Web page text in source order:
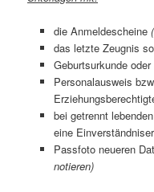
die Anmeldescheine
das letzte Zeugnis
Geburtsurkunde
Personalausweis
bei getrennt
eine
Passfoto neueren
notieren)